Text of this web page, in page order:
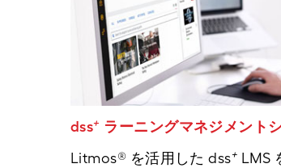
dss+ ラーニングマネジメント
Litmos® を活用した dss+ LMS